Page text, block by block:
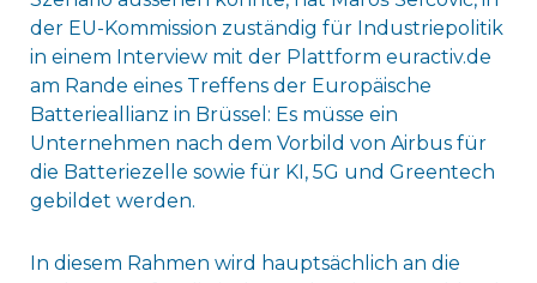
der EU-Kommission zuständig für Industriepolitik
in einem Interview mit der Plattform euractiv.de
am Rande eines Treffens der Europäische
Batterieallianz in Brüssel: Es müsse ein
Unternehmen nach dem Vorbild von Airbus für
die Batteriezelle sowie für KI, 5G und Greentech
gebildet werden.
In diesem Rahmen wird hauptsächlich an die